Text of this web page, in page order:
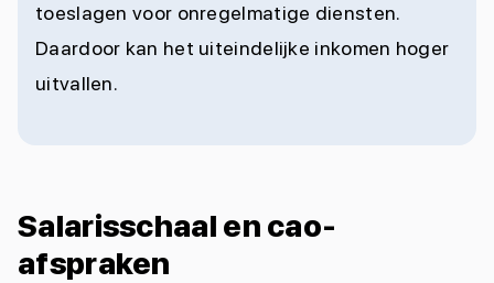
toeslagen voor onregelmatige diensten.
Daardoor kan het uiteindelijke inkomen hoger
uitvallen.
Salarisschaal en cao-
afspraken